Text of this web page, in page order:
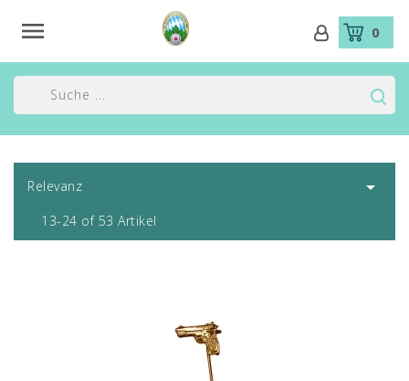
 0
Relevanz 
13-24 of 53 Artikel